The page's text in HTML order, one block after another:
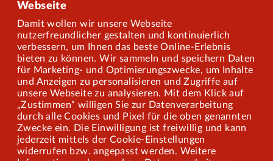
Webseite
Damit wollen wir unsere Webseite
nutzerfreundlicher gestalten und kontinuierlich
verbessern, um Ihnen das beste Online-Erlebnis
bieten zu können. Wir sammeln und speichern Daten
für Marketing- und Optimierungszwecke, um Inhalte
und Anzeigen zu personalisieren und Zugriffe auf
unsere Webseite zu analysieren. Mit dem Klick auf
„Zustimmen“ willigen Sie zur Datenverarbeitung
durch alle Cookies und Pixel für die oben genannten
Zwecke ein. Die Einwilligung ist freiwillig und kann
jederzeit mittels der Cookie-Einstellungen
widerrufen bzw. angepasst werden. Weitere
Über uns
Karriere
Presse
Mitarbeiterportal
Barrierefreiheit